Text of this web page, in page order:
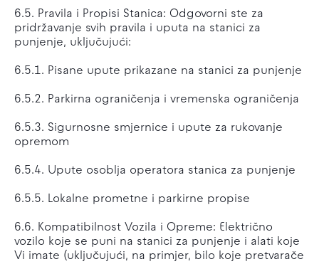
6.5. Pravila i Propisi Stanica: Odgovorni ste za
pridržavanje svih pravila i uputa na stanici za
punjenje, uključujući:
6.5.1. Pisane upute prikazane na stanici za punjenje
6.5.2. Parkirna ograničenja i vremenska ograničenja
6.5.3. Sigurnosne smjernice i upute za rukovanje
opremom
6.5.4. Upute osoblja operatora stanica za punjenje
6.5.5. Lokalne prometne i parkirne propise
6.6. Kompatibilnost Vozila i Opreme: Električno
vozilo koje se puni na stanici za punjenje i alati koje
Vi imate (uključujući, na primjer, bilo koje pretvarače